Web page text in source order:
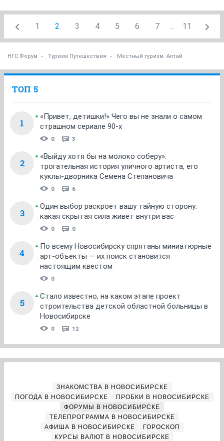
1 2 3 4 5 6 7 ... 11
НГС.Форум Туризм Путешествия Местный туризм. Алтай
ТОП 5
1
«Привет, детишки!» Чего вы не знали о самом
страшном сериале 90-х
0 3
2
«Выйду хотя бы на молоко соберу»:
трогательная история уличного артиста, его
куклы-дворника Семена Степановича
0 6
3
Один выбор раскроет вашу тайную сторону:
какая скрытая сила живет внутри вас
0 0
4
По всему Новосибирску спрятаны миниатюрные
арт-объекты — их поиск становится
настоящим квестом
0
5
Стало известно, на каком этапе проект
строительства детской областной больницы в
Новосибирске
0 12
ЗНАКОМСТВА В НОВОСИБИРСКЕ
ПОГОДА В НОВОСИБИРСКЕ
ПРОБКИ В НОВОСИБИРСКЕ
ФОРУМЫ В НОВОСИБИРСКЕ
ТЕЛЕПРОГРАММА В НОВОСИБИРСКЕ
АФИША В НОВОСИБИРСКЕ
ГОРОСКОП
КУРСЫ ВАЛЮТ В НОВОСИБИРСКЕ